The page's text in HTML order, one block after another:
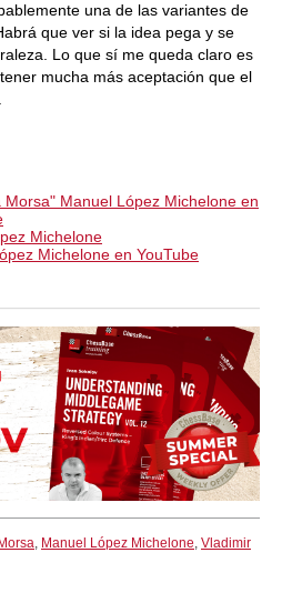
una de las variantes de
que ver si la idea pega y se
Lo que sí me queda claro es
mucha más aceptación que el
Manuel López Michelone en
Michelone
Michelone en YouTube
, Manuel López Michelone, Vladimir